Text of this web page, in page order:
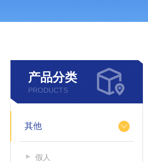
产品分类
PRODUCTS
其他
假人